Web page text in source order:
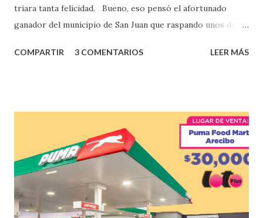
triara tanta felicidad. Bueno, eso pensó el afortunado
ganador del municipio de San Juan que raspando unos de
obtuvo un premio de $25,000,00 dólares. Este es el anuncio
ganador fue vendido en la farmacia Yarimar de la
Urbanización Las Lomas en el Municipio de San Juan
¡Enhorabuena que lo disfrute!
...
COMPARTIR 3 COMENTARIOS LEER MÁS